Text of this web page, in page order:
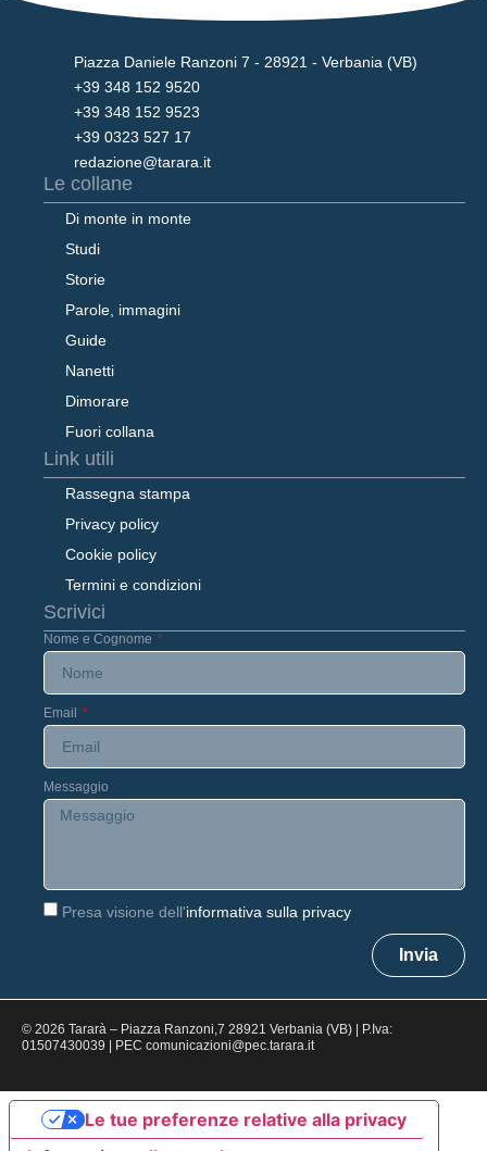
Piazza Daniele Ranzoni 7 - 28921 - Verbania (VB)
+39 348 152 9520
+39 348 152 9523
+39 0323 527 17
redazione@tarara.it
Le collane
Di monte in monte
Studi
Storie
Parole, immagini
Guide
Nanetti
Dimorare
Fuori collana
Link utili
Rassegna stampa
Privacy policy
Cookie policy
Termini e condizioni
Scrivici
Nome e Cognome
Email
Messaggio
Presa visione dell'informativa sulla privacy
Invia
© 2026 Tararà – Piazza Ranzoni,7 28921 Verbania (VB) | P.Iva:
01507430039 | PEC comunicazioni@pec.tarara.it
Le tue preferenze relative alla privacy